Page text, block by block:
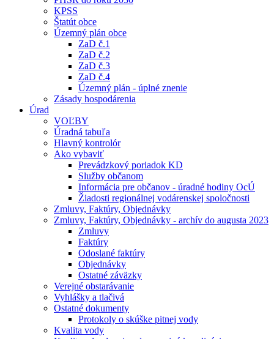
KPSS
Štatút obce
Územný plán obce
ZaD č.1
ZaD č.2
ZaD č.3
ZaD č.4
Územný plán - úplné znenie
Zásady hospodárenia
Úrad
VOĽBY
Úradná tabuľa
Hlavný kontrolór
Ako vybaviť
Prevádzkový poriadok KD
Služby občanom
Informácia pre občanov - úradné hodiny OcÚ
Žiadosti regionálnej vodárenskej spoločnosti
Zmluvy, Faktúry, Objednávky
Zmluvy, Faktúry, Objednávky - archív do augusta 2023
Zmluvy
Faktúry
Odoslané faktúry
Objednávky
Ostatné záväzky
Verejné obstarávanie
Vyhlášky a tlačivá
Ostatné dokumenty
Protokoly o skúške pitnej vody
Kvalita vody